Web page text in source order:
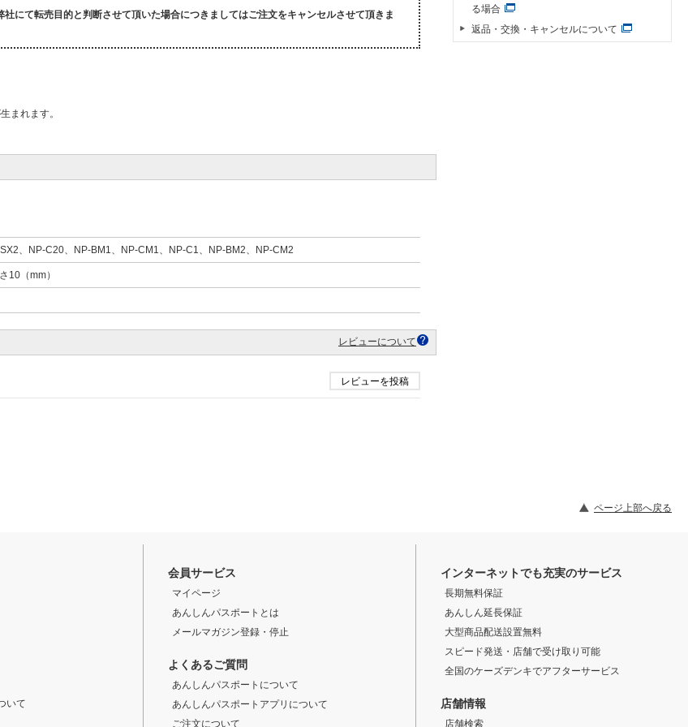
にて転売目的と判断させて頂いた場合につきましてはご注文をキャンセルさせて頂きま
まれます。
、NP-C20、NP-BM1、NP-CM1、NP-C1、NP-BM2、NP-CM2
10（mm）
レビューについて
レビューを投稿
る場合
返品・交換・キャンセルについて
ページ上部へ戻る
いて
会員サービス
マイページ
あんしんパスポートとは
メールマガジン登録・停止
よくあるご質問
あんしんパスポートについて
あんしんパスポートアプリについて
ご注文について
インターネットでも充実のサービス
長期無料保証
あんしん延長保証
大型商品配送設置無料
スピード発送・店舗で受け取り可能
全国のケーズデンキでアフターサービス
店舗情報
店舗検索